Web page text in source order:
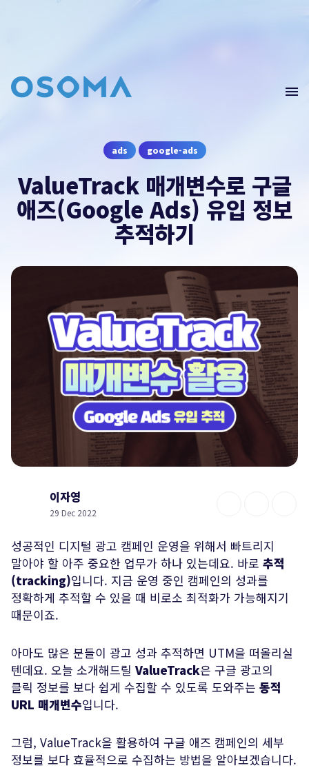
Home
Webinar
컨설팅 문의
ads google-ads
ValueTrack 매개변수로 구글
애즈(Google Ads) 유입 정보
추적하기
이자영
29 Dec 2022
성공적인 디지털 광고 캠페인 운영을 위해서 빠트리지
말아야 할 아주 중요한 업무가 하나 있는데요. 바로 추적
(tracking)입니다. 지금 운영 중인 캠페인의 성과를
정확하게 추적할 수 있을 때 비로소 최적화가 가능해지기
때문이죠.
아마도 많은 분들이 광고 성과 추적하면 UTM을 떠올리실
텐데요. 오늘 소개해드릴 ValueTrack은 구글 광고의
클릭 정보를 보다 쉽게 수집할 수 있도록 도와주는 동적
URL 매개변수입니다.
그럼, ValueTrack을 활용하여 구글 애즈 캠페인의 세부
정보를 보다 효율적으로 수집하는 방법을 알아보겠습니다.
문의남기기
오픈소스마케팅의 컨설팅이 필요하시다면 문의를
남겨주세요.
contact@osoma.kr
서비스 소개서 보기